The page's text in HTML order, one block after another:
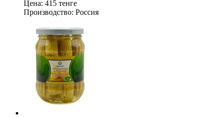
Цена: 415 тенге
Производство: Россия